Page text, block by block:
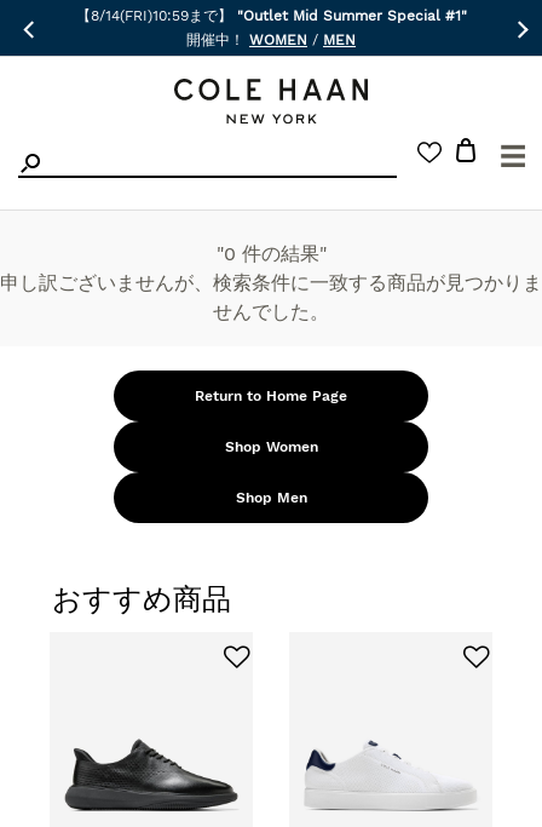
【8/14(FRI)10:59まで】
"Outlet Mid Summer Special #1"
開催中！ WOMEN / MEN
☰
"0 件の結果"
申し訳ございませんが、検索条件に一致する商品が見つかりま
せんでした。
Return to Home Page
Shop Women
Shop Men